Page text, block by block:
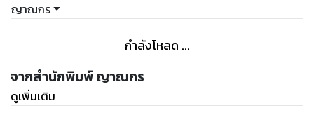
ญาณกร
กำลังโหลด ...
จากสำนักพิมพ์ ญาณกร
ดูเพิ่มเติม